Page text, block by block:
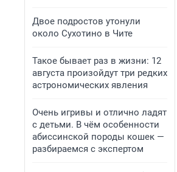
Двое подростов утонули
около Сухотино в Чите
Такое бывает раз в жизни: 12
августа произойдут три редких
астрономических явления
Очень игривы и отлично ладят
с детьми. В чём особенности
абиссинской породы кошек —
разбираемся с экспертом